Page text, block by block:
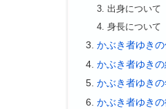
出身について
身長について
かぶき者ゆき
かぶき者ゆき
かぶき者ゆき
かぶき者ゆき